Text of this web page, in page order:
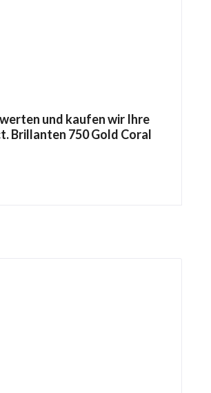
und kaufen wir Ihre
Brillanten 750 Gold Coral